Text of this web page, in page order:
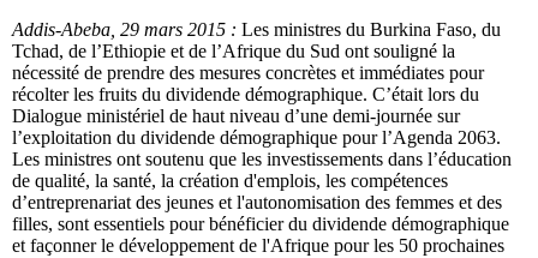
Addis-Abeba, 29 mars 2015 : Les ministres du Burkina Faso, du
Tchad, de l’Ethiopie et de l’Afrique du Sud ont souligné la
nécessité de prendre des mesures concrètes et immédiates pour
récolter les fruits du dividende démographique. C’était lors du
Dialogue ministériel de haut niveau d’une demi-journée sur
l’exploitation du dividende démographique pour l’Agenda 2063.
Les ministres ont soutenu que les investissements dans l’éducation
de qualité, la santé, la création d'emplois, les compétences
d’entreprenariat des jeunes et l'autonomisation des femmes et des
filles, sont essentiels pour bénéficier du dividende démographique
et façonner le développement de l'Afrique pour les 50 prochaines